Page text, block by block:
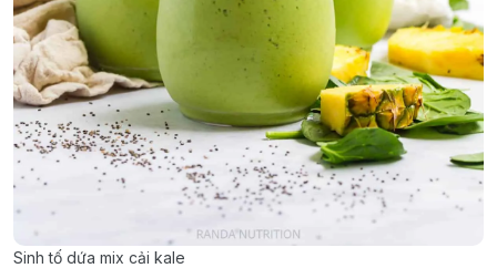
Sinh tố dứa mix cải kale